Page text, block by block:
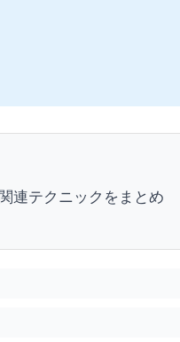
連テクニックをまとめ